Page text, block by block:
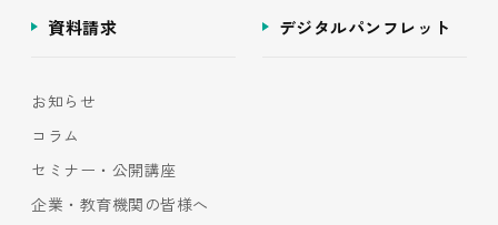
資料請求 デジタルパンフレット
お知らせ
コラム
セミナー・公開講座
企業・教育機関の皆様へ